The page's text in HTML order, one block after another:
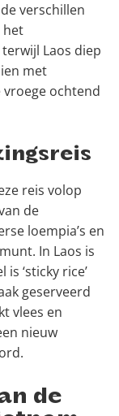
verschillen
het
Laos diep
met
ochtend
reis volop
de
loempia’s en
In Laos is
‘sticky rice’
geserveerd
vlees en
nieuw
de